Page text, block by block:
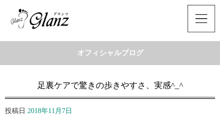
オフィシャルブログ
足裏ケアで驚きの歩きやすさ、実感^_^
投稿日 2018年11月7日